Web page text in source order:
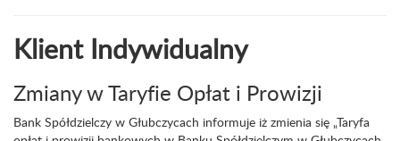
Klient Indywidualny
Zmiany w Taryfie Opłat i Prowizji
Bank Spółdzielczy w Głubczycach informuje iż zmienia się „Taryfa